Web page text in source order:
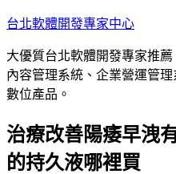
跳
主
要
內
台北軟體開發專家中心
大優質台北軟體開發專家推
內容管理系統、企業營運管
數位產品。
治療改善陽痿早洩
的持久液哪裡買